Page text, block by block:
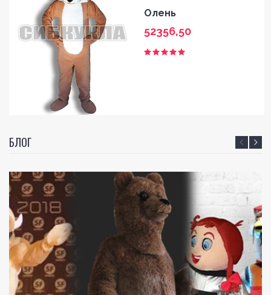
Олень
52356,50
БЛОГ